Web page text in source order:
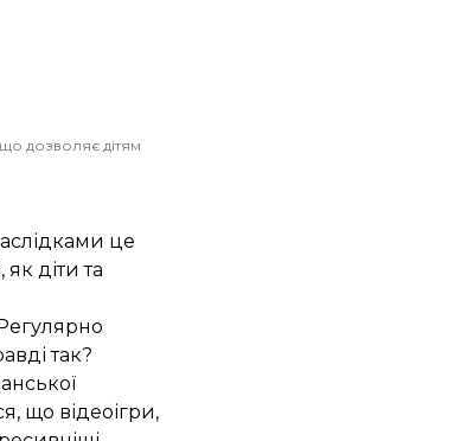
дозволяє дітям
це
діти та
так?
що відеоігри,